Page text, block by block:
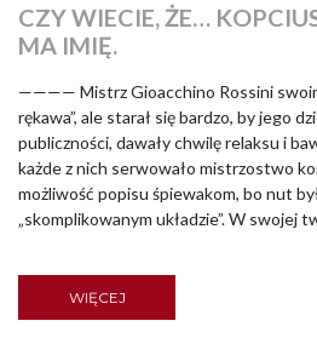
CZY WIECIE, ŻE…
MA IMIĘ.
———— Mistrz Gioacchino Rossini
rękawa”, ale starał się bardzo, by jego
publiczności, dawały chwilę relaksu i
każde z nich serwowało mistrzostwo
możliwość popisu śpiewakom, bo nut
„skomplikowanym układzie”. W swojej
WIĘCEJ